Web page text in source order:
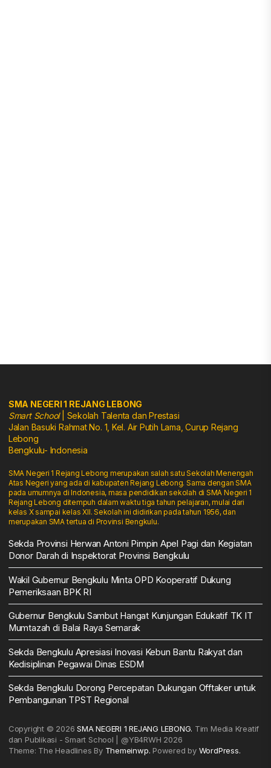
SMA NEGERI 1 REJANG LEBONG
Smart School| Sekolah Talenta dan Prestasi
Jalan Basuki Rahmat No. 1, Kel. Air Putih Lama, Curup Rejang
Lebong
Bengkulu- Indonesia
SMA Negeri 1 Rejang Lebong merupakan salah satu Sekolah Menengah
Atas Negeri yang ada di kabupaten Rejang Lebong. Sama dengan SMA
pada umumnya di Indonesia, masa pendidikan sekolah di SMA Negeri 1
Rejang Lebong ditempuh dalam waktu tiga tahun pelajaran, mulai dari
kelas X sampai kelas XII. Sekolah ini didirikan pada tahun 1956, dan
merupakan SMA tertua di Provinsi Bengkulu.
Sekda Provinsi Herwan Antoni Pimpin Apel Pagi dan Kegiatan
Donor Darah di Inspektorat Provinsi Bengkulu
Wakil Gubernur Bengkulu Minta OPD Kooperatif Dukung
Pemeriksaan BPK RI
Gubernur Bengkulu Sambut Hangat Kunjungan Edukatif TK IT
Mumtazah di Balai Raya Semarak
Sekda Bengkulu Apresiasi Inovasi Kebun Bantu Rakyat dan
Kedisiplinan Pegawai Dinas ESDM
Sekda Bengkulu Dorong Percepatan Dukungan Offtaker untuk
Pembangunan TPST Regional
Copyright © 2026SMA NEGERI 1 REJANG LEBONG. Tim Media Kreatif
dan Publikasi - Smart School | @YB4RWH 2026
Theme: The Headlines By Themeinwp. Powered by WordPress.